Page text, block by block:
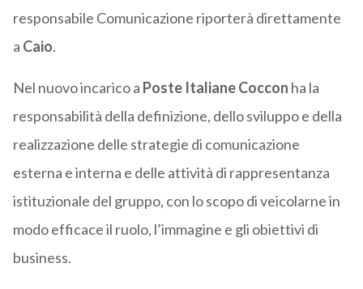
responsabile Comunicazione riporterà direttamente
a Caio.
Nel nuovo incarico a Poste Italiane Coccon ha la
responsabilità della definizione, dello sviluppo e della
realizzazione delle strategie di comunicazione
esterna e interna e delle attività di rappresentanza
istituzionale del gruppo, con lo scopo di veicolarne in
modo efficace il ruolo, l’immagine e gli obiettivi di
business.